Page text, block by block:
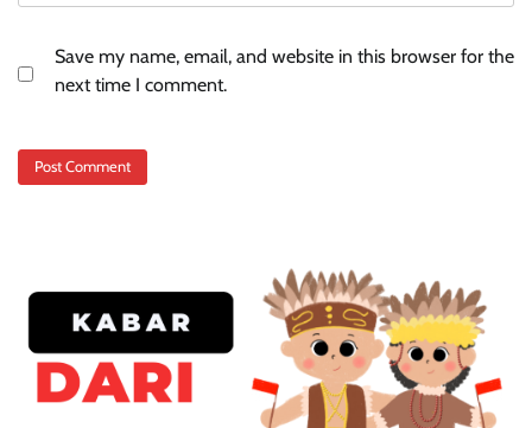
Save my name, email, and website in this browser for the
next time I comment.